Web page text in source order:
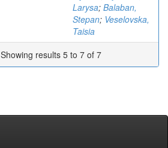
Larysa; Balaban,
Stepan; Veselovska,
Taisia
Showing results 5 to 7 of 7